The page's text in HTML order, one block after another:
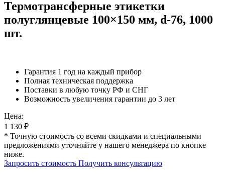
Термотрансферные этикетки
полуглянцевые 100×150 мм, d-76, 1000
шт.
Гарантия 1 год на каждый прибор
Полная техническая поддержка
Поставки в любую точку РФ и СНГ
Возможность увеличения гарантии до 3 лет
Цена:
1 130 ₽
* Точную стоимость со всеми скидками и специальными
предложениями уточняйте у нашего менеджера по кнопке
ниже.
Запросить стоимость Получить консультацию